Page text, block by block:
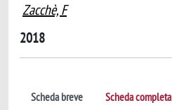
Zacchè, F
2018
Scheda breve Scheda completa